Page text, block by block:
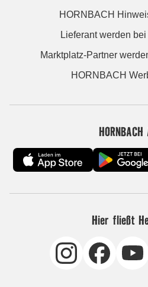
HORNBACH
Lieferant werden
Marktplatz-Partner
HORNBACH
Hier fließt